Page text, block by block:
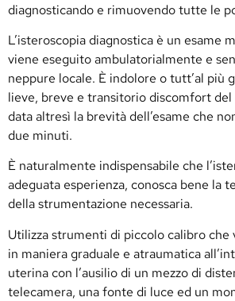
diagnosticando e rimuovendo tutte le
L’isteroscopia diagnostica è un esame
viene eseguito ambulatorialmente e
neppure locale. È indolore o tutt’al più
lieve, breve e transitorio discomfort
data altresì la brevità dell’esame che
due minuti.
È naturalmente indispensabile che
adeguata esperienza, conosca bene la
della strumentazione necessaria.
Utilizza strumenti di piccolo calibro
in maniera graduale e atraumatica
uterina con l’ausilio di un mezzo di
telecamera, una fonte di luce ed un